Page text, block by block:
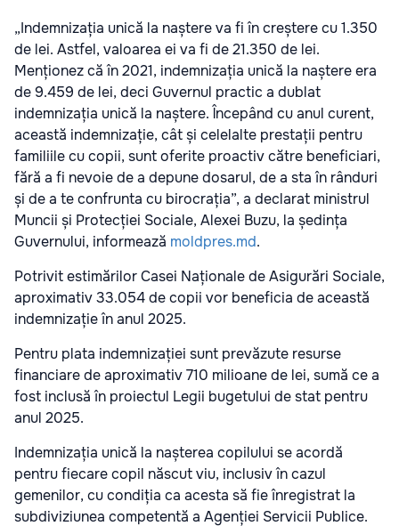
„Indemnizația unică la naștere va fi în creștere cu 1.350
de lei. Astfel, valoarea ei va fi de 21.350 de lei.
Menționez că în 2021, indemnizația unică la naștere era
de 9.459 de lei, deci Guvernul practic a dublat
indemnizația unică la naștere. Începând cu anul curent,
această indemnizație, cât și celelalte prestații pentru
familiile cu copii, sunt oferite proactiv către beneficiari,
fără a fi nevoie de a depune dosarul, de a sta în rânduri
și de a te confrunta cu birocrația”, a declarat ministrul
Muncii și Protecției Sociale, Alexei Buzu, la ședința
Guvernului, informează moldpres.md.
Potrivit estimărilor Casei Naționale de Asigurări Sociale,
aproximativ 33.054 de copii vor beneficia de această
indemnizație în anul 2025.
Pentru plata indemnizației sunt prevăzute resurse
financiare de aproximativ 710 milioane de lei, sumă ce a
fost inclusă în proiectul Legii bugetului de stat pentru
anul 2025.
Indemnizația unică la nașterea copilului se acordă
pentru fiecare copil născut viu, inclusiv în cazul
gemenilor, cu condiția ca acesta să fie înregistrat la
subdiviziunea competentă a Agenției Servicii Publice.